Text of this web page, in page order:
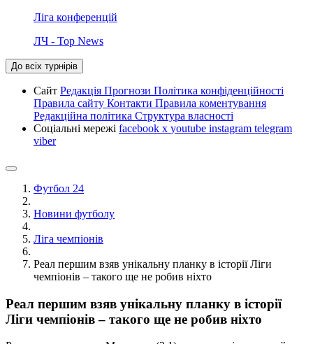
Ліга конференцій
ЛЧ - Top News
До всіх турнірів
Сайт Редакція Прогнози Політика конфіденційності
Правила сайту Контакти Правила коментування
Редакційна політика Структура власності
Соціальні мережі facebook x youtube instagram telegram
viber
Футбол 24
Новини футболу
Ліга чемпіонів
Реал першим взяв унікальну планку в історії Ліги
чемпіонів – такого ще не робив ніхто
Реал першим взяв унікальну планку в історії
Ліги чемпіонів – такого ще не робив ніхто